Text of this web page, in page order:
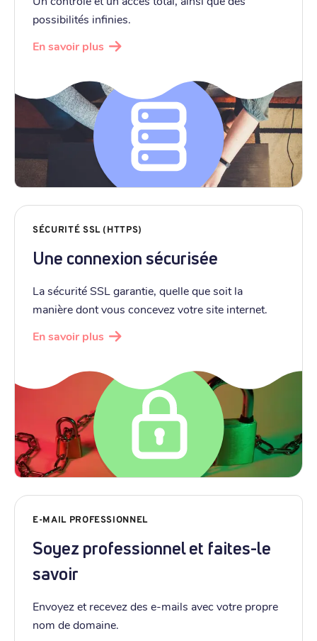
possibilités infinies.
En savoir plus
SÉCURITÉ SSL (HTTPS)
Une connexion sécurisée
La sécurité SSL garantie, quelle que soit la
manière dont vous concevez votre site internet.
En savoir plus
E-MAIL PROFESSIONNEL
Soyez professionnel et faites-le
savoir
Envoyez et recevez des e-mails avec votre propre
nom de domaine.